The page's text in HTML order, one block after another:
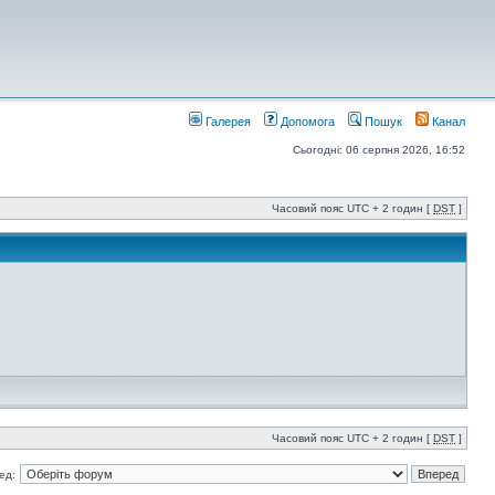
Галерея Допомога Пошук Канал
Сьогодні: 06 серпня 2026, 16:52
Часовий пояс UTC + 2 годин [ DST ]
Часовий пояс UTC + 2 годин [ DST ]